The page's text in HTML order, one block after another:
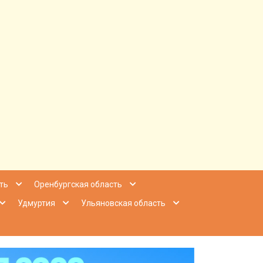
Приволжье
Оренбургская область
Удмуртия
Ульяновская область